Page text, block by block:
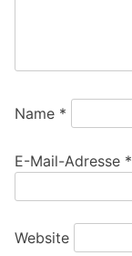
Name *
E-Mail-Adresse *
Website